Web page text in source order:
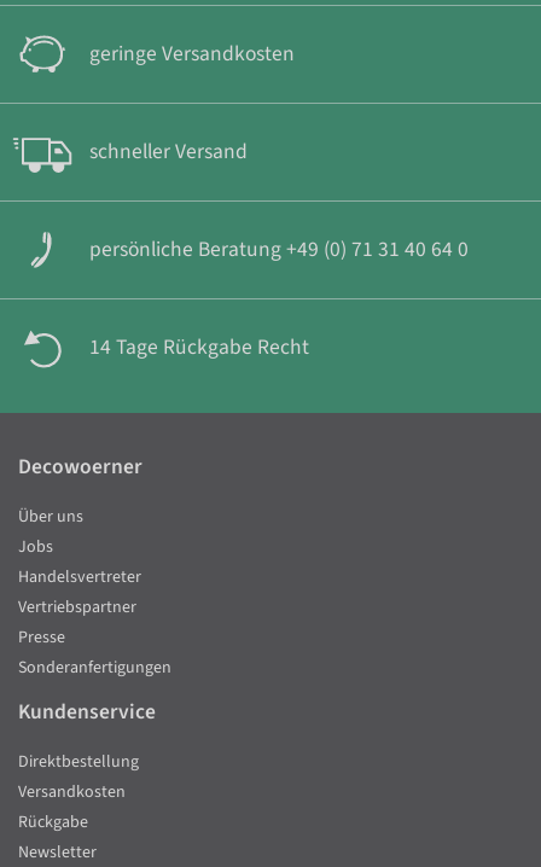
geringe Versandkosten
schneller Versand
persönliche Beratung +49 (0) 71 31 40 64 0
14 Tage Rückgabe Recht
Decowoerner
Über uns
Jobs
Handelsvertreter
Vertriebspartner
Presse
Sonderanfertigungen
Kundenservice
Direktbestellung
Versandkosten
Rückgabe
Newsletter